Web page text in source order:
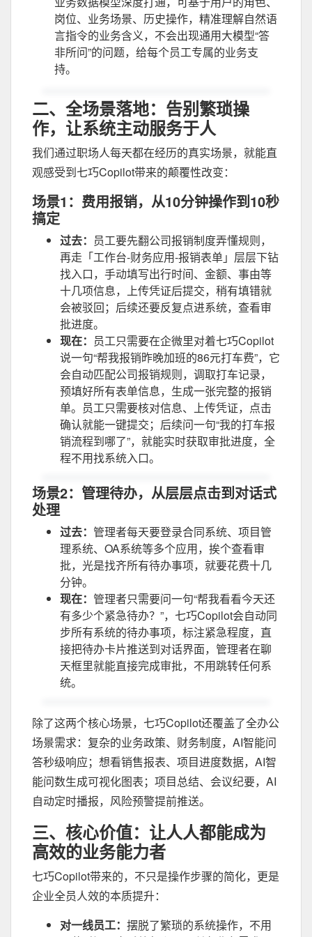
岗位、业务场景、历史操作，精准理解自然语
言指令的业务含义，不会出现通用大模型“答
非所问”的问题，给每个员工专属的业务支
持。
二、全场景落地：告别繁琐操
作，让系统主动服务于人
我们通过职场人每天都在经历的真实场景，就能直
观感受到七巧Copilot带来的颠覆性改变：
场景1：费用报销，从10分钟操作到10秒
搞定
过去： 员工要先翻公司报销制度弄懂规则，
再走「工作台-财务应用-报销表单」层层下钻
找入口，手动填写出行时间、金额、事由等
十几项信息，上传凭证后提交，稍有填错就
会被驳回；后续还要反复点进系统，查看审
批进度。
现在： 员工只需要在企微里对着七巧Copilot
说一句“帮我报销昨晚加班的86元打车费”，它
会自动匹配公司报销规则，调取打车记录，
预填好所有表单信息，生成一张完整的报销
单。员工只需要核对信息、上传凭证，点击
确认就能一键提交；后续问一句“我的打车报
销流程到哪了”，就能实时获取审批进度，全
程不用找系统入口。
场景2：管理待办，从层层点击到对话式
处理
过去： 管理者每天要登录合同系统、项目管
理系统、OA系统等多个应用，挨个查看审
批，光是找齐所有待办事项，就要花费十几
分钟。
现在： 管理者只需要问一句“帮我看看今天还
有多少个紧急待办？”，七巧Copilot会自动同
步所有系统的待办事项，标注紧急程度，直
接把待办卡片推送到对话界面，管理者在聊
天框里就能直接完成审批，不用跳转任何系
统。
除了这两个核心场景，七巧Copilot还覆盖了全办公
场景需求：复杂的业务政策、财务制度，AI智能问
答秒级响应；想看销售报表、项目进度数据，AI智
能问数生成可视化图表；项目总结、会议纪要，AI
自动定时播报，风险预警提前推送。
三、核心价值：让人人都能成为
高效的业务能力者
七巧Copilot带来的，不只是操作步骤的简化，更是
企业全员人效的本质提升：
对一线员工： 摆脱了繁琐的系统操作，不用